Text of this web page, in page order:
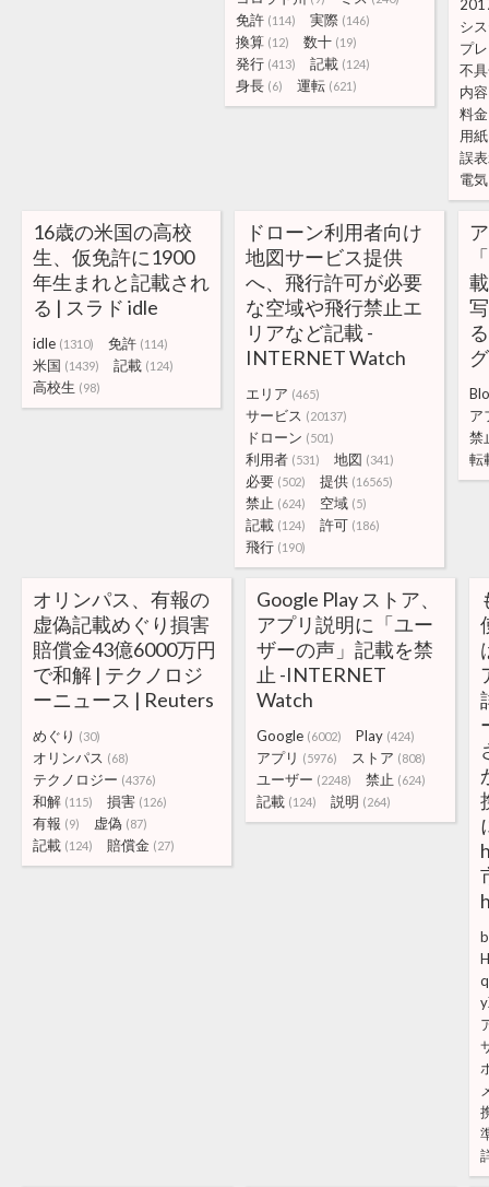
免許 (114) 実際 (146)
換算 (12) 数十 (19)
発行 (413) 記載 (124)
身長 (6) 運転 (621)
シ
プ
不
内容
料金
用紙
誤
電気
16歳の米国の高校
生、仮免許に1900
年生まれと記載され
る | スラド idle
idle (1310) 免許 (114)
米国 (1439) 記載 (124)
高校生 (98)
ドローン利用者向け
地図サービス提供
へ、飛行許可が必要
な空域や飛行禁止エ
リアなど記載 -
INTERNET Watch
エリア (465)
サービス (20137)
ドローン (501)
利用者 (531) 地図 (341)
必要 (502) 提供 (16565)
禁止 (624) 空域 (5)
記載 (124) 許可 (186)
飛行 (190)
グ
ア
禁
転
オリンパス、有報の
虚偽記載めぐり損害
賠償金43億6000万円
で和解 | テクノロジ
ーニュース | Reuters
めぐり (30)
オリンパス (68)
テクノロジー (4376)
和解 (115) 損害 (126)
有報 (9) 虚偽 (87)
記載 (124) 賠償金 (27)
Google Play ストア、
アプリ説明に「ユー
ザーの声」記載を禁
止 -INTERNET
Watch
Google (6002) Play (424)
アプリ (5976) ストア (808)
ユーザー (2248) 禁止 (624)
記載 (124) 説明 (264)